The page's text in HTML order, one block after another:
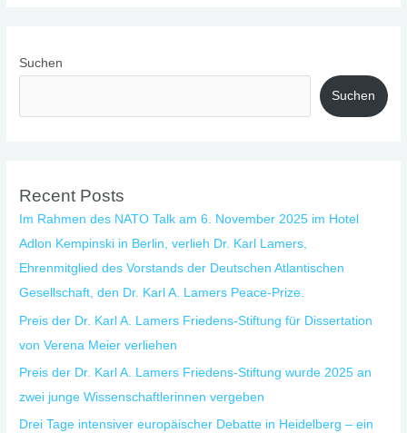
Suchen
Suchen
Recent Posts
Im Rahmen des NATO Talk am 6. November 2025 im Hotel
Adlon Kempinski in Berlin, verlieh Dr. Karl Lamers,
Ehrenmitglied des Vorstands der Deutschen Atlantischen
Gesellschaft, den Dr. Karl A. Lamers Peace-Prize.
Preis der Dr. Karl A. Lamers Friedens-Stiftung für Dissertation
von Verena Meier verliehen
Preis der Dr. Karl A. Lamers Friedens-Stiftung wurde 2025 an
zwei junge Wissenschaftlerinnen vergeben
Drei Tage intensiver europäischer Debatte in Heidelberg – ein